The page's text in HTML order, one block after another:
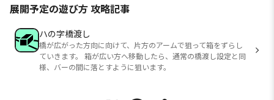
展開予定の遊び方 攻略記事
ハの字橋渡し
橋が広がった方向に向けて、片方のアームで狙って箱をずらし
ていきます。 箱が広い方へ移動したら、通常の橋渡し設定と同
様、バーの間に落とすように狙います。